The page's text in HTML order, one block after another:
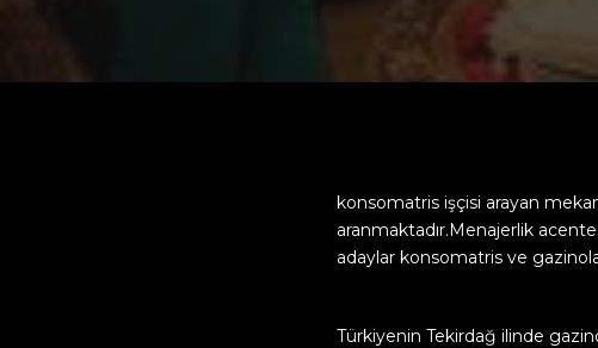
konsomatris işçisi arayan
aranmaktadır.Menajerlik
adaylar konsomatris ve
Türkiyenin Tekirdağ ilinde